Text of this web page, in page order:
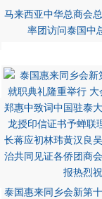
马来西亚中华总商会
率团访问泰国中
泰国惠来同乡会新第